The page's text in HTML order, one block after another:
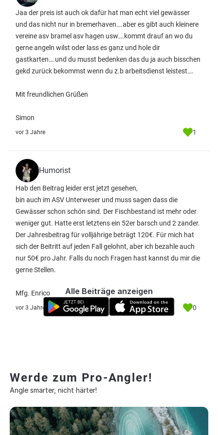
Jaa der preis ist auch ok dafür hat man echt viel gewässer
und das nicht nur in bremerhaven….aber es gibt auch kleinere
vereine asv bramel asv hagen usw….kommt drauf an wo du
gerne angeln wilst oder lass es ganz und hole dir
gastkarten….und du musst bedenken das du ja auch bisschen
gekd zurück bekommst wenn du z.b arbeitsdienst leistest….
Mit freundlichen Grüßen
Simon
vor 3 Jahre 1
Humorist
Hab den Beitrag leider erst jetzt gesehen,
bin auch im ASV Unterweser und muss sagen dass die
Gewässer schon schön sind. Der Fischbestand ist mehr oder
weniger gut. Hatte erst letztens ein 52er barsch und 2 zander.
Der Jahresbeitrag für volljährige beträgt 120€. Für mich hat
sich der Beitritt auf jeden Fall gelohnt, aber ich bezahle auch
nur 50€ pro Jahr. Falls du noch Fragen hast kannst du mir die
gerne Stellen.
Mfg. Enrico
vor 3 Jahre 0
Alle Beiträge anzeigen
Werde zum Pro-Angler!
Angle smarter, nicht härter!